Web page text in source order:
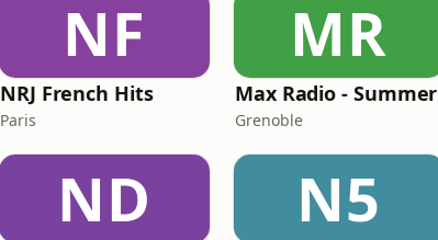
NF
NRJ French Hits
Paris
MR
Max Radio - Summer
Grenoble
ND N5